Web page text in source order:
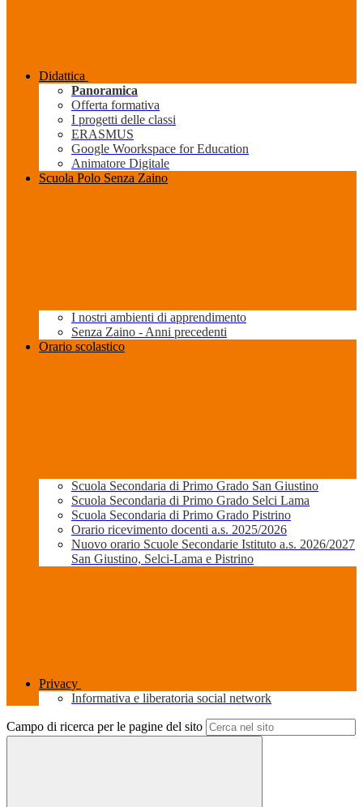
Didattica
Panoramica
Offerta formativa
I progetti delle classi
ERASMUS
Google Woorkspace for Education
Animatore Digitale
Scuola Polo Senza Zaino
I nostri ambienti di apprendimento
Senza Zaino - Anni precedenti
Orario scolastico
Scuola Secondaria di Primo Grado San Giustino
Scuola Secondaria di Primo Grado Selci Lama
Scuola Secondaria di Primo Grado Pistrino
Orario ricevimento docenti a.s. 2025/2026
Nuovo orario Scuole Secondarie Istituto a.s. 2026/2027
San Giustino, Selci-Lama e Pistrino
Privacy
Informativa e liberatoria social network
Campo di ricerca per le pagine del sito